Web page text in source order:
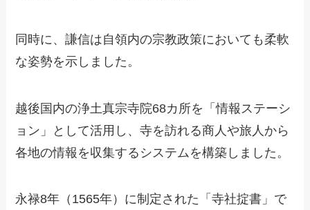
同時に、謙信は自領内の宗教政策においても柔軟
な姿勢を示しました。
越後国内の浄土真宗寺院68カ所を「情報ステーシ
ョン」として活用し、寺を訪れる商人や旅人から
各地の情報を収集するシステムを構築しました。
永禄8年（1565年）に制定された「寺社掟書」で